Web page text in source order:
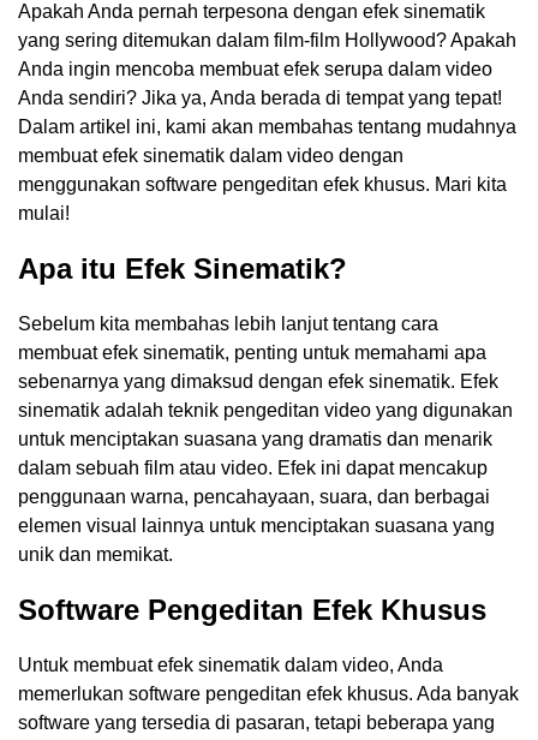
Apakah Anda pernah terpesona dengan efek sinematik
yang sering ditemukan dalam film-film Hollywood? Apakah
Anda ingin mencoba membuat efek serupa dalam video
Anda sendiri? Jika ya, Anda berada di tempat yang tepat!
Dalam artikel ini, kami akan membahas tentang mudahnya
membuat efek sinematik dalam video dengan
menggunakan software pengeditan efek khusus. Mari kita
mulai!
Apa itu Efek Sinematik?
Sebelum kita membahas lebih lanjut tentang cara
membuat efek sinematik, penting untuk memahami apa
sebenarnya yang dimaksud dengan efek sinematik. Efek
sinematik adalah teknik pengeditan video yang digunakan
untuk menciptakan suasana yang dramatis dan menarik
dalam sebuah film atau video. Efek ini dapat mencakup
penggunaan warna, pencahayaan, suara, dan berbagai
elemen visual lainnya untuk menciptakan suasana yang
unik dan memikat.
Software Pengeditan Efek Khusus
Untuk membuat efek sinematik dalam video, Anda
memerlukan software pengeditan efek khusus. Ada banyak
software yang tersedia di pasaran, tetapi beberapa yang